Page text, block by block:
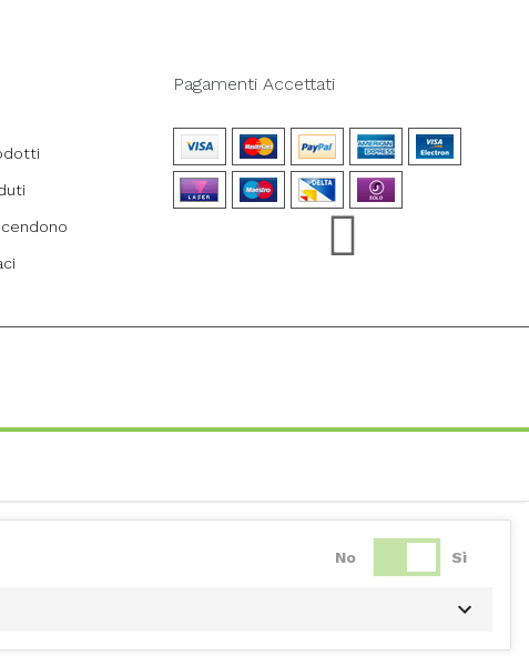
Pagamenti Accettati
No Sì